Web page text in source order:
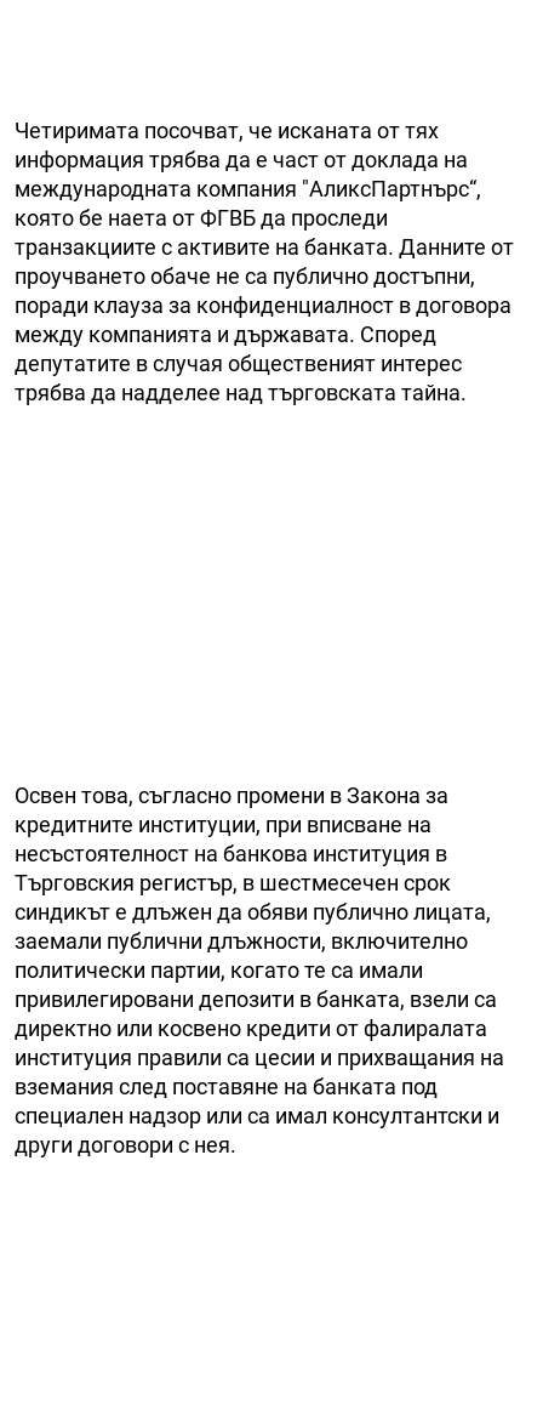
Четиримата посочват, че исканата от тях
информация трябва да е част от доклада на
международната компания "АликсПартнърс“,
която бе наета от ФГВБ да проследи
транзакциите с активите на банката. Данните от
проучването обаче не са публично достъпни,
поради клауза за конфиденциалност в договора
между компанията и държавата. Според
депутатите в случая общественият интерес
трябва да надделее над търговската тайна.
Освен това, съгласно промени в Закона за
кредитните институции, при вписване на
несъстоятелност на банкова институция в
Търговския регистър, в шестмесечен срок
синдикът е длъжен да обяви публично лицата,
заемали публични длъжности, включително
политически партии, когато те са имали
привилегировани депозити в банката, взели са
директно или косвено кредити от фалиралата
институция правили са цесии и прихващания на
вземания след поставяне на банката под
специален надзор или са имал консултантски и
други договори с нея.